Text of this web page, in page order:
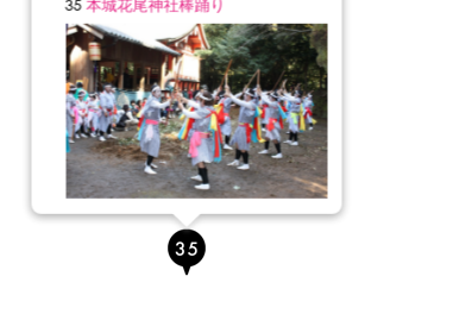
35 本城花尾神社棒踊り